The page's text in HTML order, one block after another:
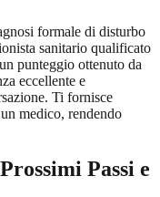
formale di disturbo
sanitario qualificato
punteggio ottenuto da
eccellente e
Ti fornisce
medico, rendendo
Passi e